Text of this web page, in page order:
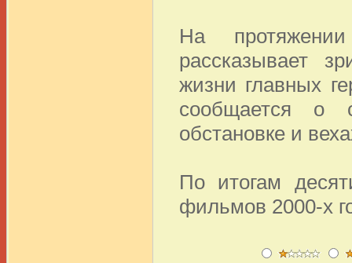
На
рассказывает
жизни главных
сообщается о
обстановке и
По итогам
фильмов 2000-х